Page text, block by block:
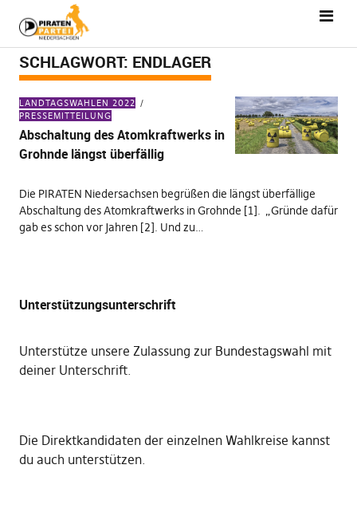
SCHLAGWORT: ENDLAGER
LANDTAGSWAHLEN 2022
PRESSEMITTEILUNG
Abschaltung des Atomkraftwerks in
Grohnde längst überfällig
Die PIRATEN Niedersachsen begrüßen die längst überfällige
Abschaltung des Atomkraftwerks in Grohnde [1]. „Gründe dafür
gab es schon vor Jahren [2]. Und zu…
Unterstützungsunterschrift
Unterstütze unsere Zulassung zur Bundestagswahl mit
deiner Unterschrift.
Die Direktkandidaten der einzelnen Wahlkreise kannst
du auch unterstützen.